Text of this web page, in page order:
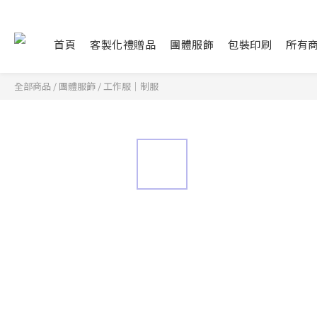
首頁 客製化禮贈品 團體服飾 包裝印刷 所有
全部商品 / 團體服飾 /工作服｜制服